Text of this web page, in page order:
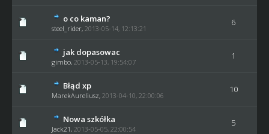
o co kaman?
steel_rider, 2013-05-14, 12:13:21
6
jak dopasowac
gimbo, 2013-05-13, 19:54:07
1
Błąd xp
MarekAureliusz, 2013-04-10, 22:00:06
10
Nowa szkółka
Jack21, 2013-05-05, 22:00:54
5